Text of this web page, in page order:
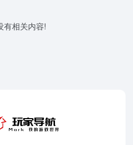
有相关内容!